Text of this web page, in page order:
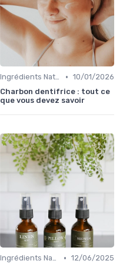
Ingrédients Naturels et Leurs Propriétés • 10/01/2026
Charbon dentifrice : tout ce
que vous devez savoir
Ingrédients Naturels et Leurs Propriétés • 12/06/2025